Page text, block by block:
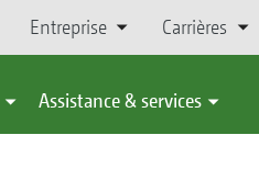
Entreprise Carrières
Assistance & services